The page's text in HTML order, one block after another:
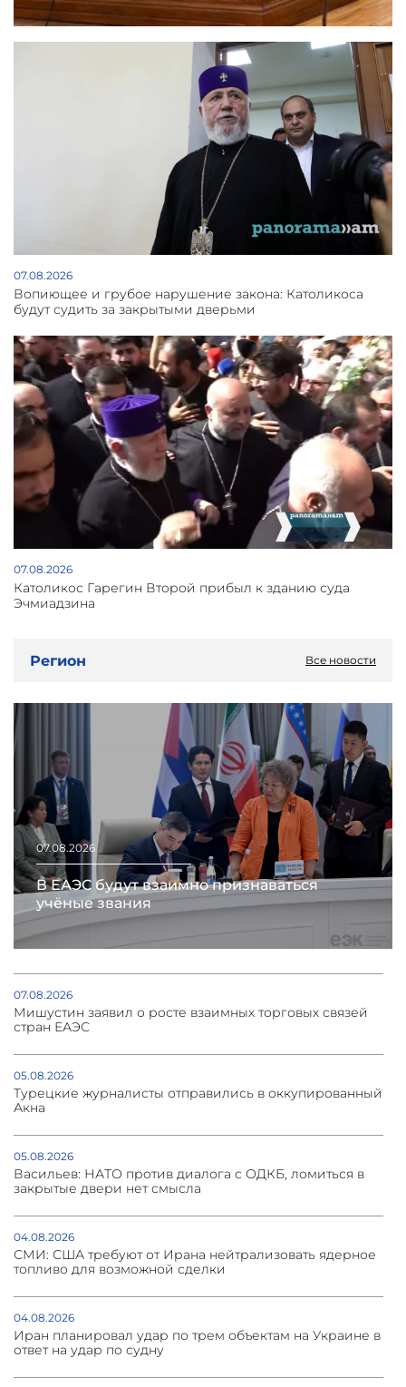
07.08.2026
Вопиющее и грубое нарушение закона: Католикоса
будут судить за закрытыми дверьми
07.08.2026
Католикос Гарегин Второй прибыл к зданию суда
Эчмиадзина
Регион Все новости
07.08.2026
В ЕАЭС будут взаимно признаваться
учёные звания
07.08.2026
Мишустин заявил о росте взаимных торговых связей
стран ЕАЭС
05.08.2026
Турецкие журналисты отправились в оккупированный
Акна
05.08.2026
Васильев: НАТО против диалога с ОДКБ, ломиться в
закрытые двери нет смысла
04.08.2026
СМИ: США требуют от Ирана нейтрализовать ядерное
топливо для возможной сделки
04.08.2026
Иран планировал удар по трем объектам на Украине в
ответ на удар по судну